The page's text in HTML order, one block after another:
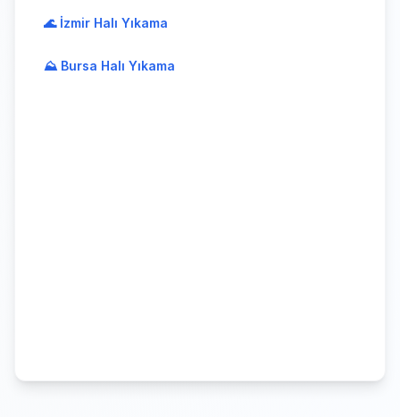
🌊 İzmir Halı Yıkama
⛰️ Bursa Halı Yıkama